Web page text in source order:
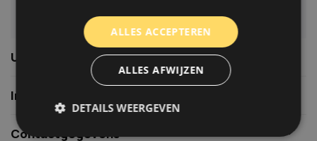
Usefull links
Informatie
Contactgegevens
ALLES ACCEPTEREN
ALLES AFWIJZEN
DETAILS WEERGEVEN